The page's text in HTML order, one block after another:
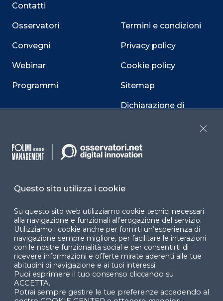
Contatti
Osservatori
Convegni
Webinar
Programmi
Termini e condizioni
Privacy policy
Cookie policy
Sitemap
Dichiarazione di
Facebook LinkedIn
YouTube X
Questo sito utilizza i cookie
Su questo sito web utilizziamo cookie tecnici necessari
alla navigazione e funzionali all’erogazione del servizio.
Utilizziamo i cookie anche per fornirti un’esperienza di
navigazione sempre migliore, per facilitare le interazioni
con le nostre funzionalità social e per consentirti di
ricevere informazioni e offerte mirate aderenti alle tue
abitudini di navigazione e ai tuoi interessi.
Puoi esprimere il tuo consenso cliccando su
ACCETTA.
Potrai sempre gestire le tue preferenze accedendo al